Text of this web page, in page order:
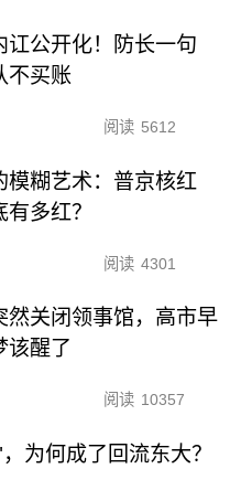
讧公开化！防长一句
不买账
阅读 5612
模糊艺术：普京核红
多红？
阅读 4301
然关闭领事馆，高市早
该醒了
阅读 10357
为何成了回流东大？